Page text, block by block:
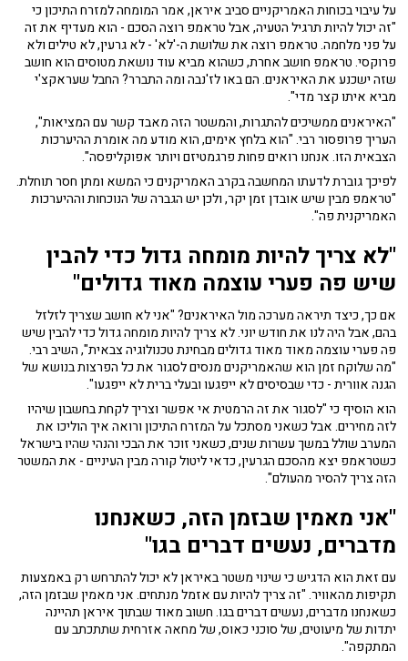
על עיבוי בכוחות האמריקניים סביב איראן, אמר המומחה למזרח התיכון כי
"זה יכול להיות תרגיל הטעיה, אבל טראמפ רוצה הסכם - הוא מעדיף את זה
על פני מלחמה. טראמפ רוצה את שלושת ה-'לא' - לא גרעין, לא טילים ולא
פרוקסי. טראמפ חושב אחרת, כשהוא מביא עוד נושאת מטוסים הוא חושב
שזה ישכנע את האיראנים. הם באו לז'נבה ומה התברר? החבל שעראקצ'י
מביא איתו קצר מדי".
"האיראנים ממשיכים להתגרות, והמשטר הזה מאבד קשר עם המציאות",
העריך פרופסור רבי. "הוא בלחץ אימים, הוא מודע מה אומרת ההיערכות
הצבאית הזו. אנחנו רואים פחות פרגמטיזם ויותר אפוקליפסה".
לפיכך גוברת לדעתו המחשבה בקרב האמריקנים כי המשא ומתן חסר תוחלת.
"טראמפ מבין שיש אובדן זמן יקר, ולכן יש הגברה של הנוכחות וההיערכות
האמריקנית פה".
"לא צריך להיות מומחה גדול כדי להבין
שיש פה פערי עוצמה מאוד גדולים"
אם כך, כיצד תיראה מערכה מול האיראנים? "אני לא חושב שצריך לזלזל
בהם, אבל היה לנו את חודש יוני. לא צריך להיות מומחה גדול כדי להבין שיש
פה פערי עוצמה מאוד מאוד גדולים מבחינת טכנולוגיה צבאית", השיב רבי.
"מה שלוקח זמן הוא שהאמריקנים מנסים לסגור את כל הפרצות בנושא של
הגנה אוורית - כדי שבסיסים לא ייפגעו ובעלי ברית לא ייפגעו".
הוא הוסיף כי "לסגור את זה הרמטית אי אפשר וצריך לקחת בחשבון שיהיו
לזה מחירים. אבל כשאני מסתכל על המזרח התיכון ורואה איך הוליכו את
המערב שולל במשך עשרות שנים, כשאני זוכר את הבכי והנהי שהיו בישראל
כשטראמפ יצא מהסכם הגרעין, כדאי ליטול קורה מבין העיניים - את המשטר
הזה צריך להסיר מהעולם".
"אני מאמין שבזמן הזה, כשאנחנו
מדברים, נעשים דברים בגו"
עם זאת הוא הדגיש כי שינוי משטר באיראן לא יכול להתרחש רק באמצעות
תקיפות מהאוויר. "זה צריך להיות עם אזמל מנתחים. אני מאמין שבזמן הזה,
כשאנחנו מדברים, נעשים דברים בגו. חשוב מאוד שבתוך איראן תהיינה
יתדות של מיעוטים, של סוכני כאוס, של מחאה אזרחית שתתכתב עם
המתקפה".